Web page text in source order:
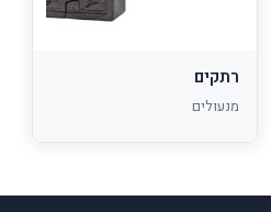
רתקים
מנעולים